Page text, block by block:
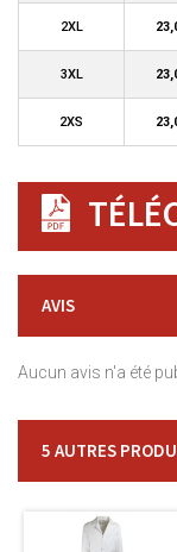
2XL
3XL
2XS
AVIS
Aucun avis n'a été
5 AUTRES